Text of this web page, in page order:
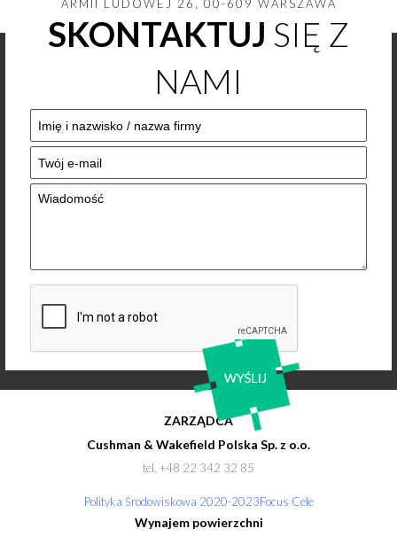
ARMII LUDOWEJ 26, 00-609 WARSZAWA
SKONTAKTUJ SIĘ Z
NAMI
ZARZĄDCA
Cushman & Wakefield Polska Sp. z o.o.
tel. +48 22 342 32 85
Polityka Środowiskowa 2020-2023Focus Cele
Wynajem powierzchni